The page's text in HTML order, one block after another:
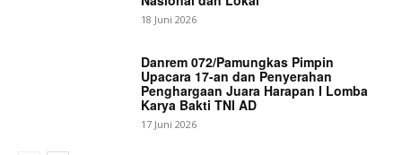
18 Juni 2026
Danrem 072/Pamungkas Pimpin
Upacara 17-an dan Penyerahan
Penghargaan Juara Harapan I Lomba
Karya Bakti TNI AD
17 Juni 2026